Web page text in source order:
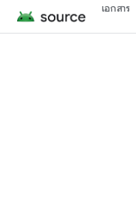
เอกสาร